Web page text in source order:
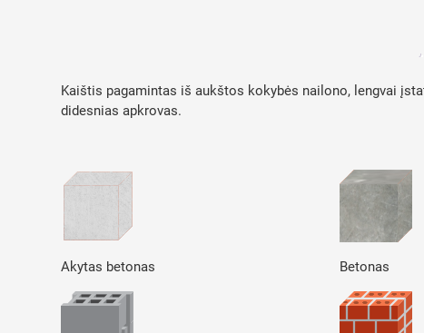
Kaištis pagamintas iš aukštos kokybės nailono, lengvai
didesnias apkrovas.
Akytas betonas Betonas